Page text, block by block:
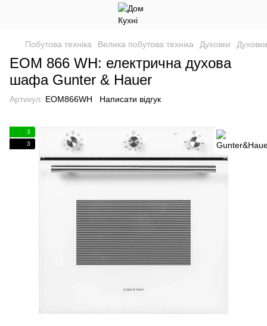
Побутова техніка Велика побутова техніка Духовки
EOM 866 WH: електрична духова
шафа Gunter & Hauer
Артикул: EOM866WH Написати відгук
3
3